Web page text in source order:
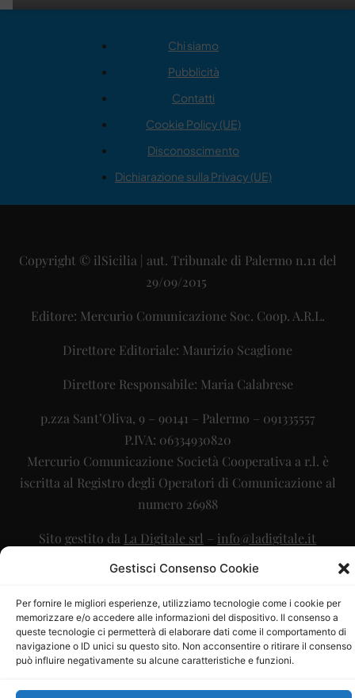
Gestisci Consenso Cookie
Per fornire le migliori esperienze, utilizziamo tecnologie come i cookie per
memorizzare e/o accedere alle informazioni del dispositivo. Il consenso a
queste tecnologie ci permetterà di elaborare dati come il comportamento di
navigazione o ID unici su questo sito. Non acconsentire o ritirare il consenso
può influire negativamente su alcune caratteristiche e funzioni.
Chi siamo
Pubblicità
Contatti
Cookie Policy (UE)
Disconoscimento
Dichiarazione sulla Privacy (UE)
Copyright © ilSicilia | aut. Tribunale di Palermo n.11 del
29/09/2015
Editore: Mercurio Comunicazione Soc. Coop. A.R.L.
Direttore Editoriale: Maurizio Scaglione
Direttore Responsabile: Maria Calabrese
p.zza Sant’Oliva, 9 – 90141 – Palermo – 091335557
P.IVA: 06334930820
Mercurio Comunicazione Società Cooperativa a r.l. è
iscritta al Registro degli Operatori di Comunicazione al
numero 26988
Sito gestito da La Digitale srl – info@ladigitale.it